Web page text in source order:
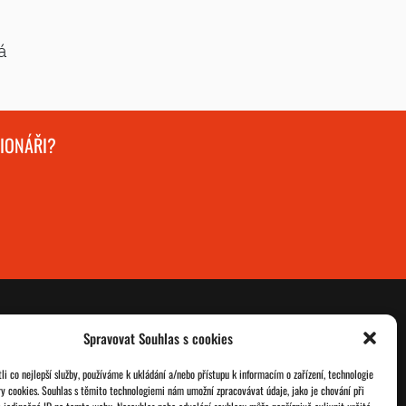
Spravovat Souhlas s cookies
co nejlepší služby, používáme k ukládání a/nebo přístupu k informacím o zařízení, technologie
cookies. Souhlas s těmito technologiemi nám umožní zpracovávat údaje, jako je chování při
O nás
Jednoty ČSOL
Databáze legionářů
Pro členy